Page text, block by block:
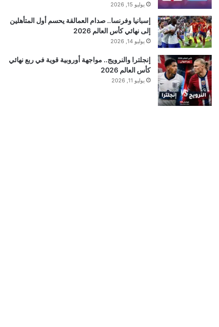
يوليو 15, 2026
إسبانيا وفرنسا.. صدام العمالقة يحسم أول المتأهلين
إلى نهائي كأس العالم 2026
يوليو 14, 2026
إنجلترا والنرويج.. مواجهة أوروبية قوية في ربع نهائي
كأس العالم 2026
يوليو 11, 2026